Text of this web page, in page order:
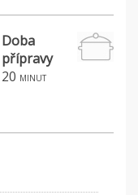
Doba
přípravy
20 minut